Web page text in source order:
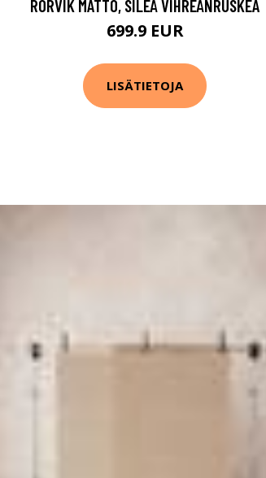
RÖRVIK MATTO, SILEÄ VIHREÄNRUSKEA
699.9 EUR
LISÄTIETOJA